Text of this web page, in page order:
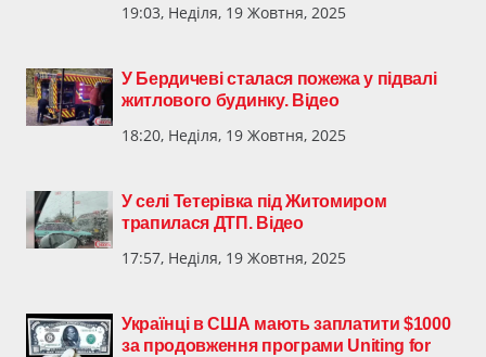
19:03, Неділя, 19 Жовтня, 2025
У Бердичеві сталася пожежа у підвалі
житлового будинку. Відео
18:20, Неділя, 19 Жовтня, 2025
У селі Тетерівка під Житомиром
трапилася ДТП. Відео
17:57, Неділя, 19 Жовтня, 2025
Українці в США мають заплатити $1000
за продовження програми Uniting for